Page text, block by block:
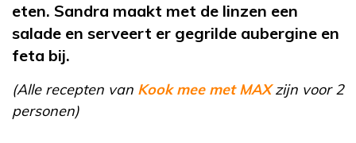
eten. Sandra maakt met de linzen een
salade en serveert er gegrilde aubergine en
feta bij.
(Alle recepten van Kook mee met MAXzijn voor 2
personen)